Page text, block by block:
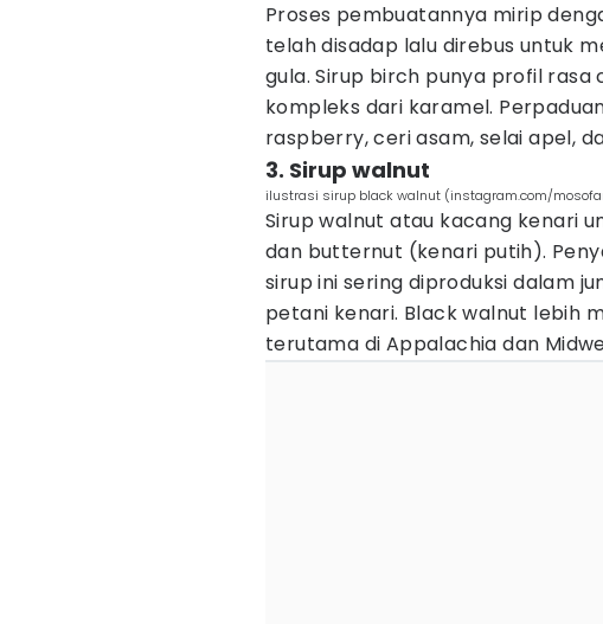
Proses pembuatannya mirip
telah disadap lalu direbus untuk
gula. Sirup birch punya profil
kompleks dari karamel.
raspberry, ceri asam, selai apel,
3. Sirup walnut
ilustrasi sirup black walnut (instagram.com/
Sirup walnut atau kacang kenari
dan butternut (kenari putih).
sirup ini sering diproduksi dalam
petani kenari. Black walnut lebih
terutama di Appalachia dan